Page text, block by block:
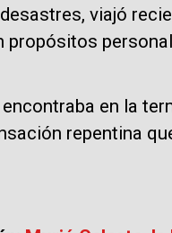
viajó
propósitos
encontraba en la
repentina